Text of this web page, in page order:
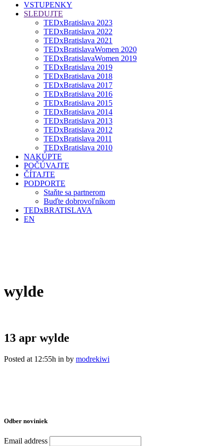
VSTUPENKY
SLEDUJTE
TEDxBratislava 2023
TEDxBratislava 2022
TEDxBratislava 2021
TEDxBratislavaWomen 2020
TEDxBratislavaWomen 2019
TEDxBratislava 2019
TEDxBratislava 2018
TEDxBratislava 2017
TEDxBratislava 2016
TEDxBratislava 2015
TEDxBratislava 2014
TEDxBratislava 2013
TEDxBratislava 2012
TEDxBratislava 2011
TEDxBratislava 2010
NAKÚPTE
POČÚVAJTE
ČÍTAJTE
PODPORTE
Staňte sa partnerom
Buďte dobrovoľníkom
TEDxBRATISLAVA
EN
wylde
13 apr wylde
Posted at 12:55h in by modrekiwi
Odber noviniek
Email address